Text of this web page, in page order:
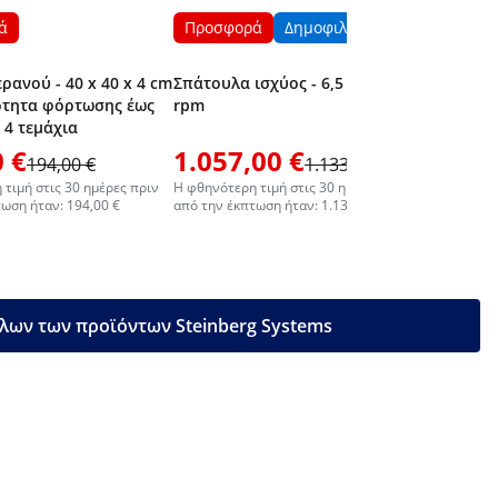
- 40 x 40 x 4 cm
φόρτωσης έως
τεμάχια
€194,00 €
στις 30 ημέρες πριν
ήταν: 194,00 €
Προσφορά Δημοφιλές
Σπάτουλα ισχύος - 6,5 hp - 4.370
rpm
1.057,00 €1.133,00 €
Η φθηνότερη τιμή στις 30 ημέρες πριν
από την έκπτωση ήταν: 1.133,00 €
των προϊόντων Steinberg Systems